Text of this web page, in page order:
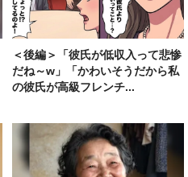
＜後編＞「彼氏が低収入って悲惨
だね～w」「かわいそうだから私
の彼氏が高級フレンチ...